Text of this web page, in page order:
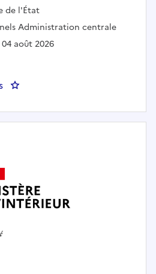
:de l'État
Administration centrale
août 2026
: Chef du service des politiques